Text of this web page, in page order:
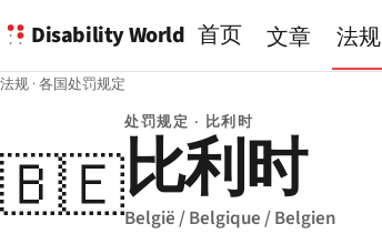
Disability World 首页 文章 法规
法规 ·各国处罚规定
🇧🇪
处罚规定 · 比利时
比利时
België / Belgique / Belgien